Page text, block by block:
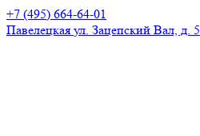
+7 (495) 664-64-01
Павелецкая ул. Зацепский Вал, д. 5